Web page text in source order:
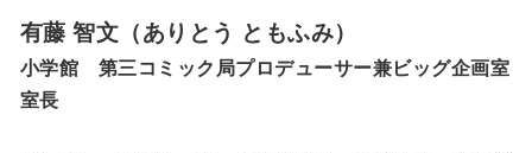
有藤 智文（ありとう ともふみ）
小学館 第三コミック局プロデューサー兼ビッグ企画室
室長